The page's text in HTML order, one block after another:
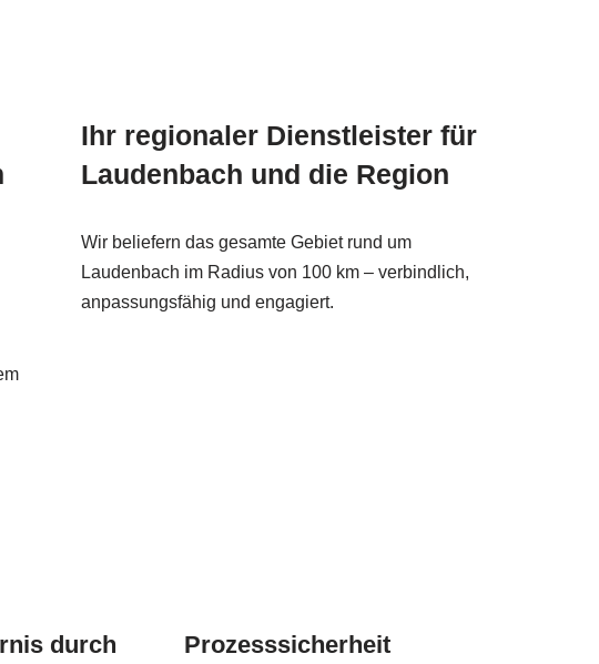
Ihr regionaler Dienstleister für
Laudenbach und die Region
Wir beliefern das gesamte Gebiet rund um
Laudenbach im Radius von 100 km – verbindlich,
anpassungsfähig und engagiert.
durch
Prozesssicherheit